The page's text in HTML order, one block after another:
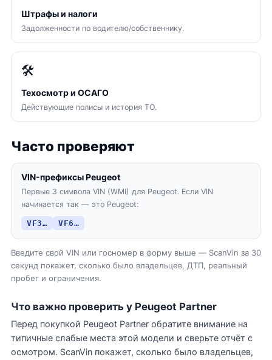
Штрафы и налоги
Задолженности по водителю/собственнику.
🛠
Техосмотр и ОСАГО
Действующие полисы и история ТО.
Часто проверяют
VIN-префиксы Peugeot
Первые 3 символа VIN (WMI) для Peugeot. Если VIN
начинается так — это Peugeot:
VF3… VF6…
Введите свой VIN или госномер в форму выше — ScanVin за 30
секунд покажет, сколько было владельцев, ДТП, реальный
пробег и ограничения.
Что важно проверить у Peugeot Partner
Перед покупкой Peugeot Partner обратите внимание на
типичные слабые места этой модели и сверьте отчёт с
осмотром. ScanVin покажет, сколько было владельцев,